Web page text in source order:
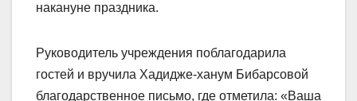
накануне праздника.
Руководитель учреждения поблагодарила
гостей и вручила Хадидже-ханум Бибарсовой
благодарственное письмо, где отметила: «Ваша